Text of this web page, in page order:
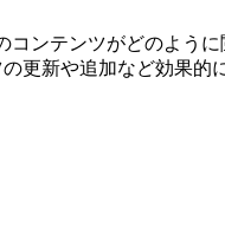
コンテンツがどのように
更新や追加など効果的